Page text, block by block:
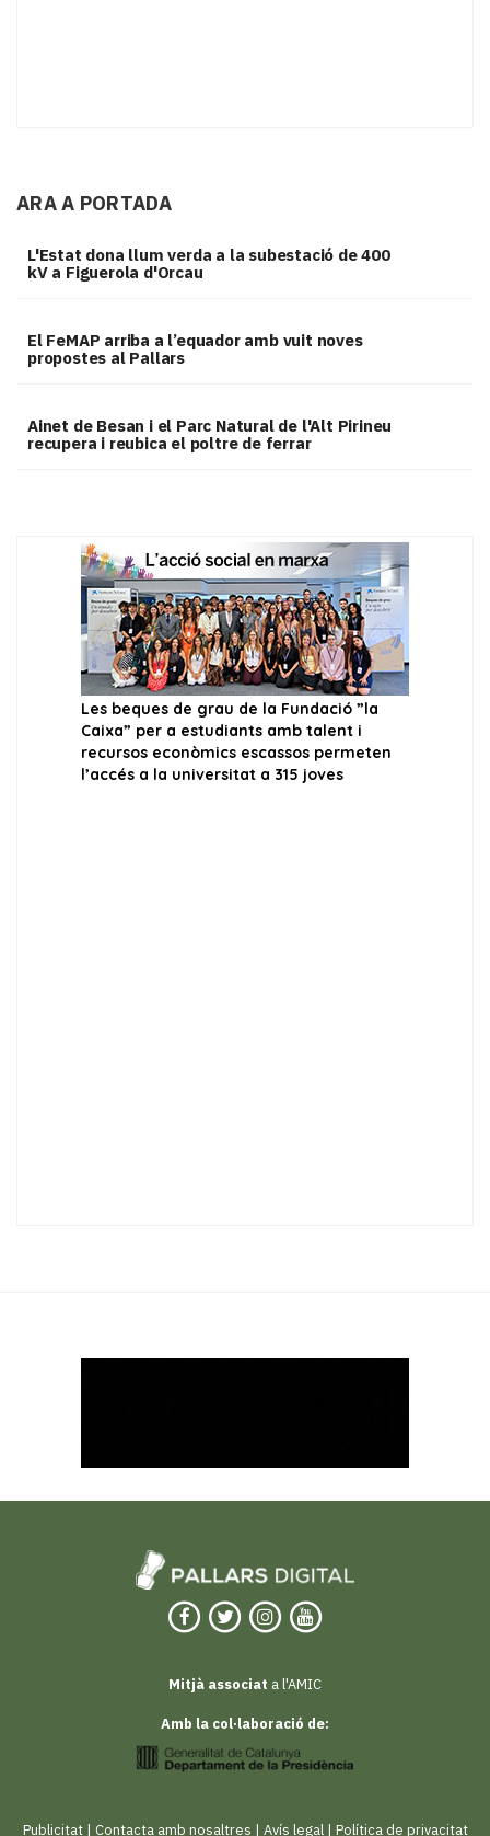
ARA A PORTADA
L'Estat dona llum verda a la subestació de 400
kV a Figuerola d'Orcau
El FeMAP arriba a l’equador amb vuit noves
propostes al Pallars
Ainet de Besan i el Parc Natural de l'Alt Pirineu
recupera i reubica el poltre de ferrar
Mitjà associat a l'AMIC
Amb la col·laboració de:
Publicitat| Contacta amb nosaltres Avís legal| Política de privacitat